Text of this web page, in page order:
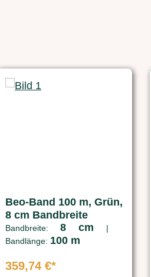
Beo-Band 100 m, Grün,
8 cm Bandbreite
Bandbreite: 8 cm
|
Bandlänge: 100 m
359,74 €*